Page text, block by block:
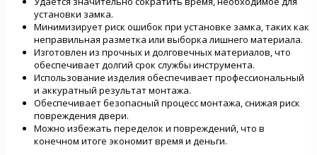
установки замка.
Минимизирует риск ошибок при установке замка, таких как
неправильная разметка или выборка лишнего материала.
Изготовлен из прочных и долговечных материалов, что
обеспечивает долгий срок службы инструмента.
Использование изделия обеспечивает профессиональный
и аккуратный результат монтажа.
Обеспечивает безопасный процесс монтажа, снижая риск
повреждения двери.
Можно избежать переделок и повреждений, что в
конечном итоге экономит время и деньги.